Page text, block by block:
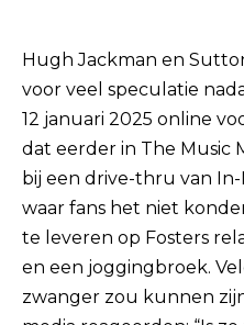
Hugh Jackman en
voor veel speculatie
12 januari 2025 online
dat eerder in The Music
bij een drive-thru van
waar fans het niet
te leveren op Fosters
en een joggingbroek.
zwanger zou kunnen